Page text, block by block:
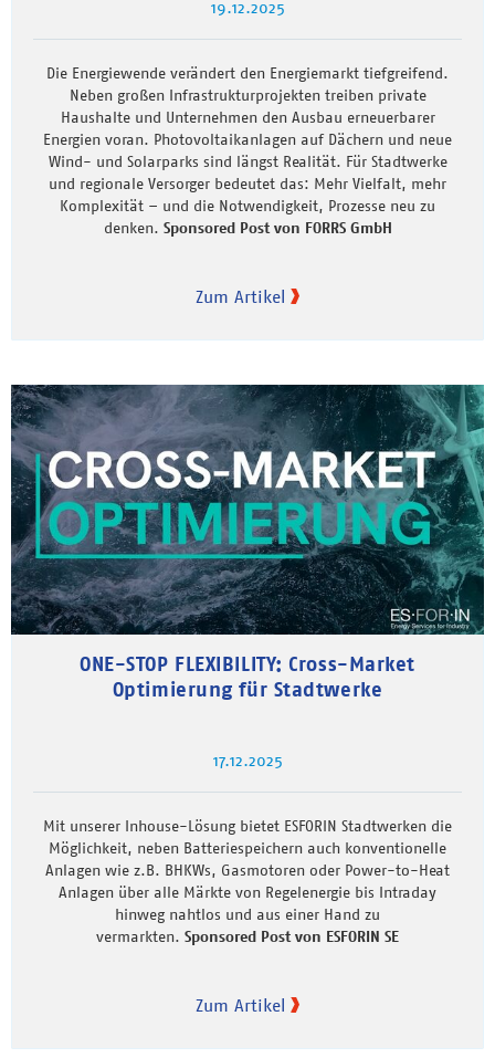
19.12.2025
Die Energiewende verändert den Energiemarkt tiefgreifend.
Neben großen Infrastrukturprojekten treiben private
Haushalte und Unternehmen den Ausbau erneuerbarer
Energien voran. Photovoltaikanlagen auf Dächern und neue
Wind- und Solarparks sind längst Realität. Für Stadtwerke
und regionale Versorger bedeutet das: Mehr Vielfalt, mehr
Komplexität – und die Notwendigkeit, Prozesse neu zu
denken. Sponsored Post von FORRS GmbH
Zum Artikel
ONE-STOP FLEXIBILITY: Cross-Market
Optimierung für Stadtwerke
17.12.2025
Mit unserer Inhouse-Lösung bietet ESFORIN Stadtwerken die
Möglichkeit, neben Batteriespeichern auch konventionelle
Anlagen wie z.B. BHKWs, Gasmotoren oder Power-to-Heat
Anlagen über alle Märkte von Regelenergie bis Intraday
hinweg nahtlos und aus einer Hand zu
vermarkten. Sponsored Post von ESFORIN SE
Zum Artikel